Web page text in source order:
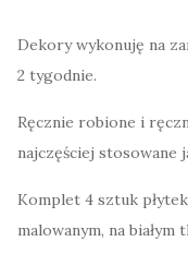
Dekory wykonuję na
2 tygodnie.
Ręcznie robione i
najczęściej stosowane
Komplet 4 sztuk
malowanym, na białym